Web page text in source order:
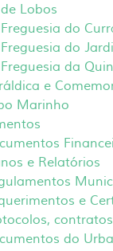
de Lobos
Freguesia do
Freguesia do
Freguesia da
e
Marinho
e Relatórios
e
do